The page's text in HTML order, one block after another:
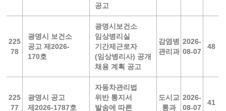
공고
225
78
광명시 보건소
공고 제2026-
170호
광명시보건소
임상병리실
기간제근로자
(임상병리사) 공개
채용 계획 공고
감염병
관리과
2026-
08-07
48
225
77
광명시 공고
제2026-1787호
자동차관리법
위반 통지서
발송에 따른
도시교
통과
2026-
08-07
41